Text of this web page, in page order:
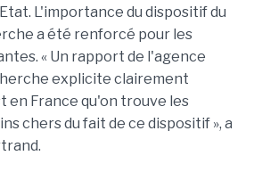
L'importance du dispositif du
a été renforcé pour les
« Un rapport de l'agence
explicite clairement
en France qu'on trouve les
chers du fait de ce dispositif », a